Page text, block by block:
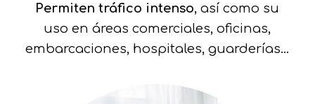
Permiten tráfico intenso, así como su
uso en áreas comerciales, oficinas,
embarcaciones, hospitales, guarderías…